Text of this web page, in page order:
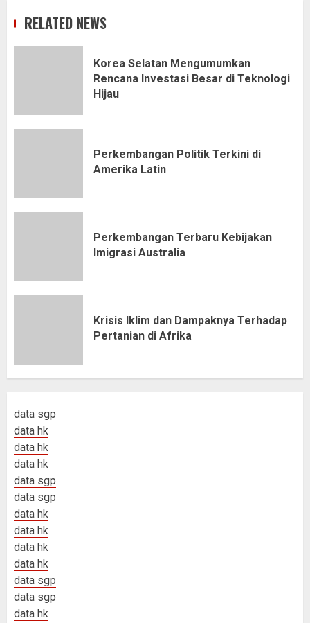
RELATED NEWS
Korea Selatan Mengumumkan
Rencana Investasi Besar di Teknologi
Hijau
Perkembangan Politik Terkini di
Amerika Latin
Perkembangan Terbaru Kebijakan
Imigrasi Australia
Krisis Iklim dan Dampaknya Terhadap
Pertanian di Afrika
data sgp
data hk
data hk
data hk
data sgp
data sgp
data hk
data hk
data hk
data hk
data sgp
data sgp
data hk